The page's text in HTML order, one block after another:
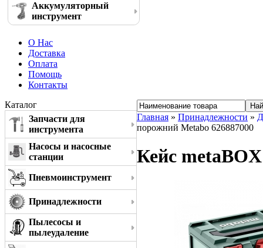
Аккумуляторный
инструмент
О Нас
Доставка
Оплата
Помощь
Контакты
Каталог
Запчасти для
инструмента
Насосы и насосные
станции
Пневмоинструмент
Принадлежности
Пылесосы и
пылеудаление
Главная » Принадлежности »
порожний Metabo 626887000
Кейс